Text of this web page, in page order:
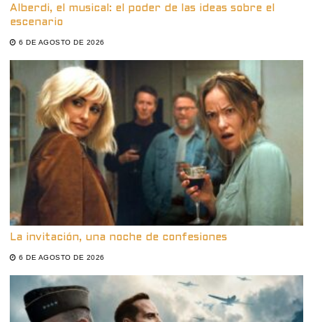
Alberdi, el musical: el poder de las ideas sobre el
escenario
6 DE AGOSTO DE 2026
La invitación, una noche de confesiones
6 DE AGOSTO DE 2026